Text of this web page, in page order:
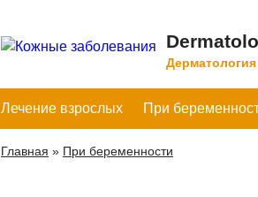
Лечение взрослых При
Главная » При беременности